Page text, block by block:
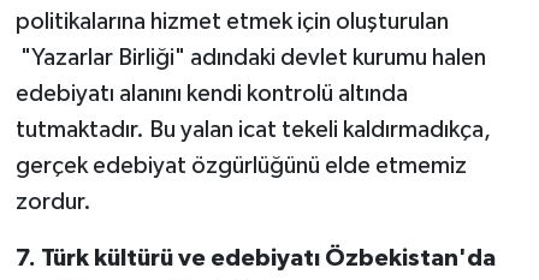
politikalarına hizmet etmek için oluşturulan
"Yazarlar Birliği" adındaki devlet kurumu halen
edebiyatı alanını kendi kontrolü altında
tutmaktadır. Bu yalan icat tekeli kaldırmadıkça,
gerçek edebiyat özgürlüğünü elde etmemiz
zordur.
7. Türk kültürü ve edebiyatı Özbekistan'da